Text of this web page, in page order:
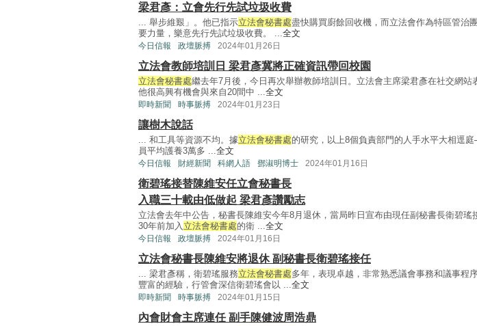
梁君彥：立會先行先試垃圾收費
... 舉步維艱」。他已指示立法會秘書處盡快購買廚餘回收機，而立法會作為特區管治
要力量，樂意先行先試垃圾收費。 ... 全文
今日信報 政壇脈搏 2024年01月26日
立法會教師培訓日 梁君彥冀將正確資訊帶回校園
立法會秘書處繼去年7月後，今日再次舉辦教師培訓日。立法會主席梁君彥在社交網站
他很高興有機會與來自20間中 ... 全文
即時新聞 時事脈搏 2024年01月23日
讓樹木說話
... 和工具等資源不均。據立法會秘書處的研究，以上8個負責部門的人手水平大相逕
員平均護養3萬多 ... 全文
今日信報 財經新聞 科網人語 鄧淑明博士 2024年01月16日
衛碧瑤接替陳維安任立會秘書長
入職三十載由低做起 梁君彥讚勵志
立法會去年中公告，秘書長陳維安今年8月退休，當局昨日宣布由現任副秘書長衛碧瑤
30年前加入 立法會秘書處的衛 ... 全文
今日信報 政壇脈搏 2024年01月16日
立法會秘書長陳維安將退休 副秘書長衛碧瑤接任
... 梁君彥稱，衛碧瑤服務立法會秘書處多年，表現卓越，非常熟悉議會事務和議事程
豐富的經驗，行管會深信衛碧瑤會以 ... 全文
即時新聞 時事脈搏 2024年01月15日
內會財會主席連任 副手陳健波周浩鼎